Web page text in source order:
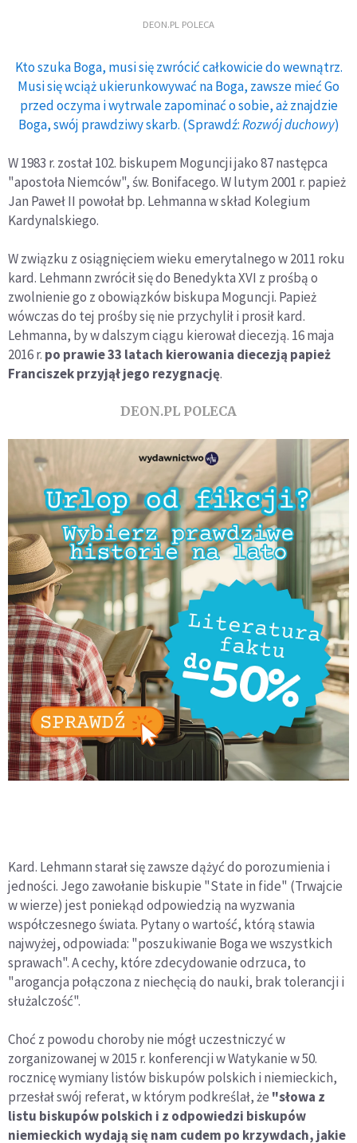
DEON.PL POLECA
Kto szuka Boga, musi się zwrócić całkowicie do wewnątrz.
Musi się wciąż ukierunkowywać na Boga, zawsze mieć Go
przed oczyma i wytrwale zapominać o sobie, aż znajdzie
Boga, swój prawdziwy skarb. (Sprawdź:Rozwój duchowy)
W 1983 r. został 102. biskupem Moguncji jako 87 następca
"apostoła Niemców", św. Bonifacego. W lutym 2001 r. papież
Jan Paweł II powołał bp. Lehmanna w skład Kolegium
Kardynalskiego.
W związku z osiągnięciem wieku emerytalnego w 2011 roku
kard. Lehmann zwrócił się do Benedykta XVI z prośbą o
zwolnienie go z obowiązków biskupa Moguncji. Papież
wówczas do tej prośby się nie przychylił i prosił kard.
Lehmanna, by w dalszym ciągu kierował diecezją. 16 maja
2016 r. po prawie 33 latach kierowania diecezją papież
Franciszek przyjął jego rezygnację.
DEON.PL POLECA
Kard. Lehmann starał się zawsze dążyć do porozumienia i
jedności. Jego zawołanie biskupie "State in fide" (Trwajcie
w wierze) jest poniekąd odpowiedzią na wyzwania
współczesnego świata. Pytany o wartość, którą stawia
najwyżej, odpowiada: "poszukiwanie Boga we wszystkich
sprawach". A cechy, które zdecydowanie odrzuca, to
"arogancja połączona z niechęcią do nauki, brak tolerancji i
służalczość".
Choć z powodu choroby nie mógł uczestniczyć w
zorganizowanej w 2015 r. konferencji w Watykanie w 50.
rocznicę wymiany listów biskupów polskich i niemieckich,
przesłał swój referat, w którym podkreślał, że "słowa z
listu biskupów polskich i z odpowiedzi biskupów
niemieckich wydają się nam cudem po krzywdach, jakie